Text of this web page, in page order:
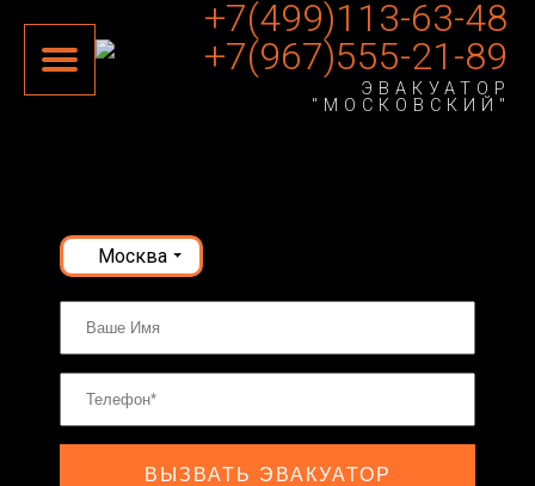
+7(499)113-63-48
+7(967)555-21-89
ЭВАКУАТОР
"МОСКОВСКИЙ"
Москва
ВЫЗВАТЬ ЭВАКУАТОР